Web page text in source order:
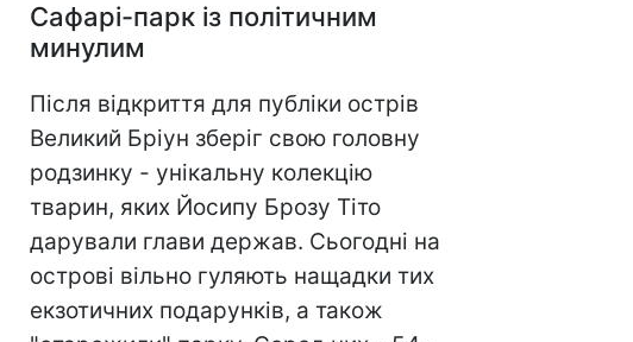
Сафарі-парк із політичним
минулим
Після відкриття для публіки острів
Великий Бріун зберіг свою головну
родзинку - унікальну колекцію
тварин, яких Йосипу Брозу Тіто
дарували глави держав. Сьогодні на
острові вільно гуляють нащадки тих
екзотичних подарунків, а також